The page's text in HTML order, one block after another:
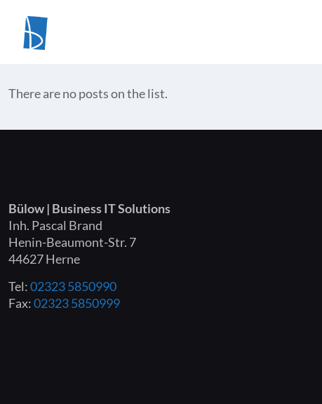
There are no posts on the list.
Bülow | Business IT Solutions
Inh. Pascal Brand
Henin-Beaumont-Str. 7
44627 Herne
Tel:02323 5850990
Fax:02323 5850999